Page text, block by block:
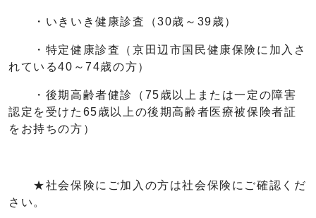
・いきいき健康診査（30歳～39歳）
・特定健康診査（京田辺市国民健康保険に加入さ
れている40～74歳の方）
・後期高齢者健診（75歳以上または一定の障害
認定を受けた65歳以上の後期高齢者医療被保険者証
をお持ちの方）
★社会保険にご加入の方は社会保険にご確認くだ
さい。